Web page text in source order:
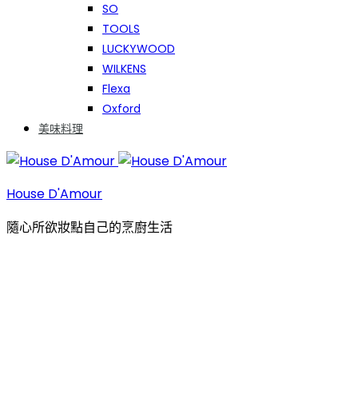
SO
TOOLS
LUCKYWOOD
WILKENS
Flexa
Oxford
美味料理
House D'Amour
隨心所欲妝點自己的烹廚生活